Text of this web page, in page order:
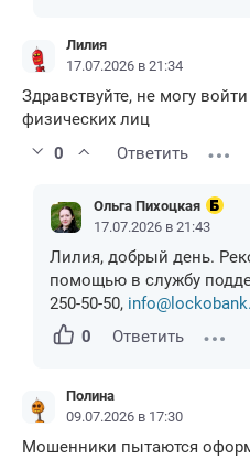
Лилия
17.07.2026 в 21:34
Здравствуйте, не могу
физических лиц
0
Ответить
Ольга Пихоцкая
17.07.2026 в 21:43
Лилия, добрый день.
помощью в службу
250-50-50,
0
Ответить
Полина
09.07.2026 в 17:30
Мошенники пытаются